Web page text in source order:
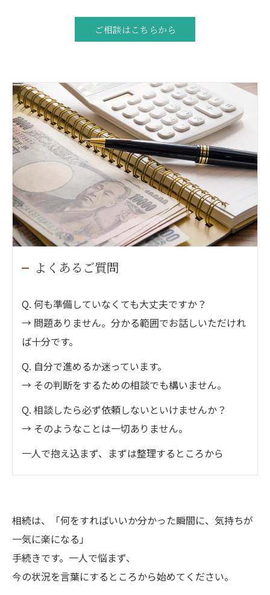
ご相談はこちらから
よくあるご質問
Q. 何も準備していなくても大丈夫ですか？
→ 問題ありません。分かる範囲でお話しいただけれ
ば十分です。
Q. 自分で進めるか迷っています。
→ その判断をするための相談でも構いません。
Q. 相談したら必ず依頼しないといけませんか？
→ そのようなことは一切ありません。
一人で抱え込まず、まずは整理するところから
相続は、「何をすればいいか分かった瞬間に、気持ちが
一気に楽になる」
手続きです。一人で悩まず、
今の状況を言葉にするところから始めてください。